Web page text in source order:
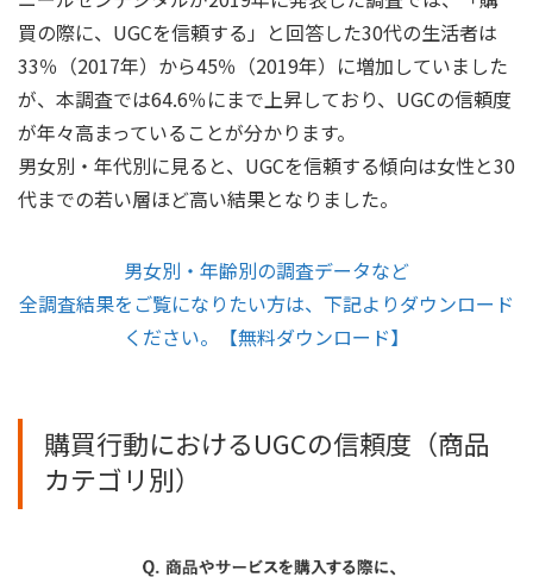
買の際に、UGCを信頼する」と回答した30代の生活者は
33％（2017年）から45％（2019年）に増加していました
が、本調査では64.6％にまで上昇しており、UGCの信頼度
が年々高まっていることが分かります。
男女別・年代別に見ると、UGCを信頼する傾向は女性と30
代までの若い層ほど高い結果となりました。
男女別・年齢別の調査データなど
全調査結果をご覧になりたい方は、下記よりダウンロード
ください。【無料ダウンロード】
購買行動におけるUGCの信頼度（商品
カテゴリ別）